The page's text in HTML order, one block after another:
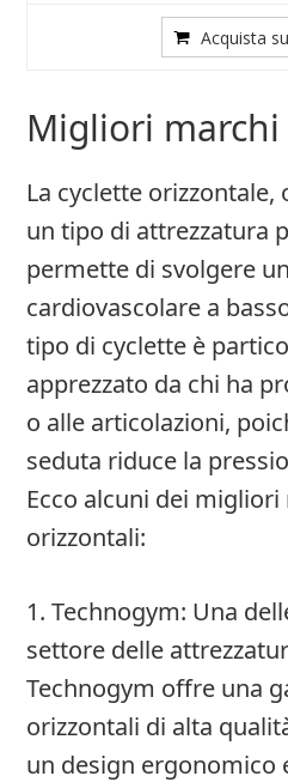
Acquista
Migliori marchi
La cyclette
un tipo di attrezzatura
permette di svolgere
cardiovascolare a
tipo di cyclette è
apprezzato da chi ha
o alle articolazioni,
seduta riduce la
Ecco alcuni dei
orizzontali:
1. Technogym: Una
settore delle
Technogym offre una
orizzontali di alta
un design ergonomico